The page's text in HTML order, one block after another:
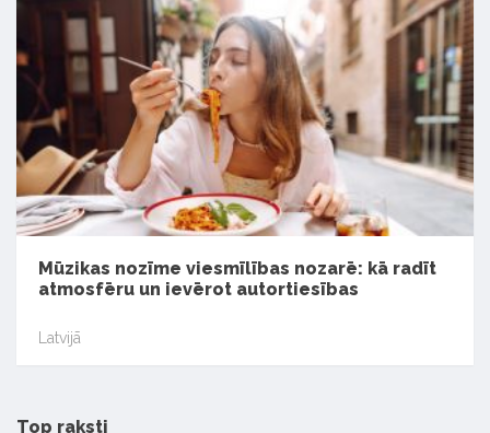
Mūzikas nozīme viesmīlības nozarē: kā radīt
atmosfēru un ievērot autortiesības
Latvijā
Top raksti